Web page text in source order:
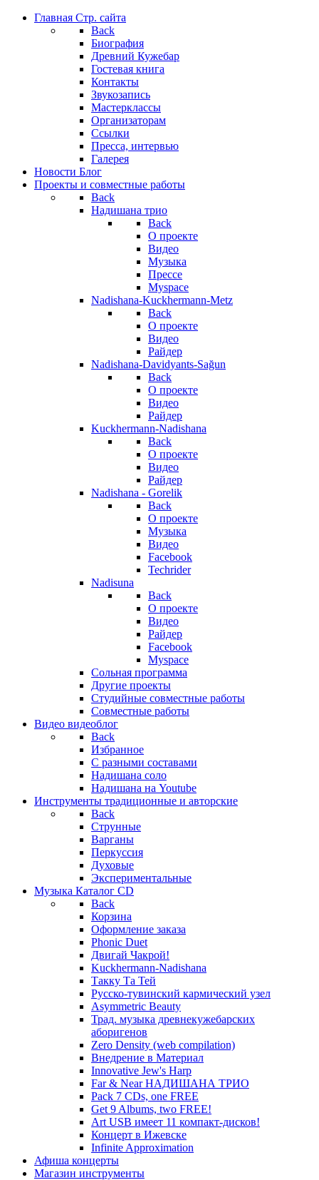
Главная Стр. сайта
Back
Биография
Древний Кужебар
Гостевая книга
Контакты
Звукозапись
Мастерклассы
Организаторам
Ссылки
Пресса, интервью
Галерея
Новости Блог
Проекты и совместные работы
Back
Надишана трио
Back
О проекте
Видео
Музыка
Прессе
Myspace
Nadishana-Kuckhermann-Metz
Back
О проекте
Видео
Райдер
Nadishana-Davidyants-Sağun
Back
О проекте
Видео
Райдер
Kuckhermann-Nadishana
Back
О проекте
Видео
Райдер
Nadishana - Gorelik
Back
О проекте
Музыка
Видео
Facebook
Techrider
Nadisuna
Back
О проекте
Видео
Райдер
Facebook
Myspace
Сольная программа
Другие проекты
Студийные совместные работы
Совместные работы
Видео видеоблог
Back
Избранное
С разными составами
Надишана соло
Надишана на Youtube
Инструменты традиционные и авторские
Back
Струнные
Варганы
Перкуссия
Духовые
Экспериментальные
Музыка Каталог CD
Back
Корзина
Оформление заказа
Phonic Duet
Двигай Чакрой!
Kuckhermann-Nadishana
Такку Та Тей
Русско-тувинский кармический узел
Asymmetric Beauty
Трад. музыка древнекужебарских
аборигенов
Zero Density (web compilation)
Внедрение в Материал
Innovative Jew's Harp
Far & Near НАДИШАНА ТРИО
Pack 7 CDs, one FREE
Get 9 Albums, two FREE!
Art USB имеет 11 компакт-дисков!
Концерт в Ижевске
Infinite Approximation
Афиша концерты
Магазин инструменты